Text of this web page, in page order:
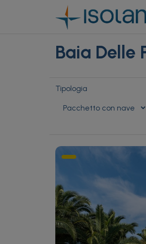
Baia Delle
Tipologia